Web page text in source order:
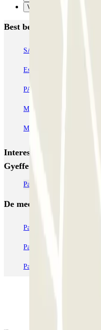
Verzenden
Best beoordeelde
SABA Piazza di Spagna -
Esquilino (Roma)
PARK ROMA COLOMBO
MUOVIAMO Parioli
MUOVIAMO Pinciano
Interessante plaatsen en
Gyeffe
Parkeren Vaticaanstad
De meest geboekte
Parkeren in Parijs
Parkeren in Station Venetië
Parkeren in Milaan